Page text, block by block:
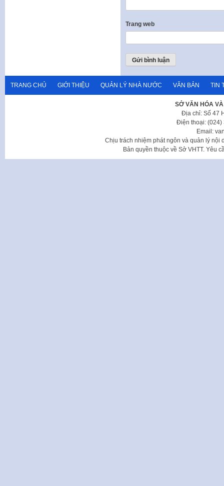
Trang web
TRANG CHỦ GIỚI THIỆU QUẢN LÝ NHÀ NƯỚC VĂN BẢN TIN
SỞ VĂN HÓA
Địa chỉ: Số 47
Điện thoại: (024)
Email:
Chịu trách nhiệm phát ngôn và quản lý nội
Bản quyền thuộc về Sở VHTT. Yêu